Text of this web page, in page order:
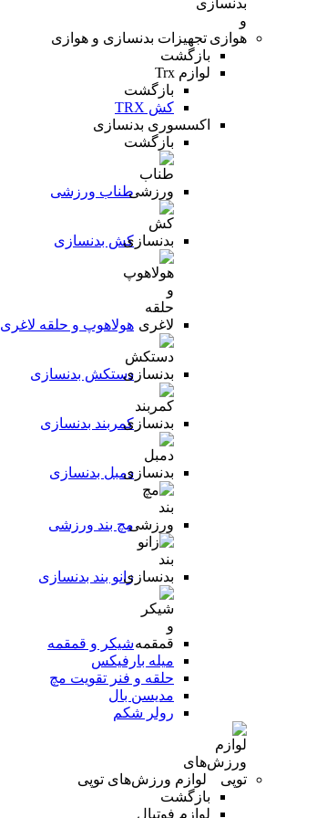
تجهیزات بدنسازی و هوازی
بازگشت
لوازم Trx
بازگشت
کش TRX
اکسسوری بدنسازی
بازگشت
طناب ورزشی
کش بدنسازی
هولاهوپ و حلقه لاغری
دستکش بدنسازی
کمربند بدنسازی
دمبل بدنسازی
مچ بند ورزشی
زانو بند بدنسازی
شیکر و قمقمه
میله بارفیکس
حلقه و فنر تقویت مچ
مدیسن بال
رولر شکم
لوازم ورزش‌های توپی
بازگشت
لوازم فوتبال